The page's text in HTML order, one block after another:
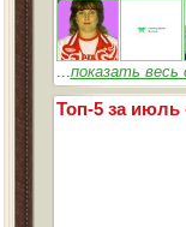
...показать весь
Топ-5 за июль